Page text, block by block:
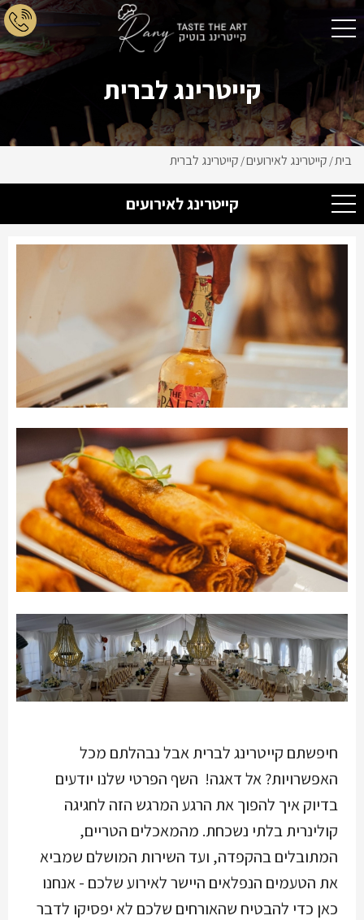
קייטרינג לברית
בית/ קייטרינג לאירועים/ קייטרינג לברית
קייטרינג לאירועים
חיפשתם קייטרינג לברית אבל נבהלתם מכל
האפשרויות? אל דאגה! השף הפרטי שלנו יודעים
בדיוק איך להפוך את הרגע המרגש הזה לחגיגה
קולינרית בלתי נשכחת. מהמאכלים הטריים,
המתובלים בהקפדה, ועד השירות המושלם שמביא
את הטעמים הנפלאים היישר לאירוע שלכם - אנחנו
כאן כדי להבטיח שהאורחים שלכם לא יפסיקו לדבר